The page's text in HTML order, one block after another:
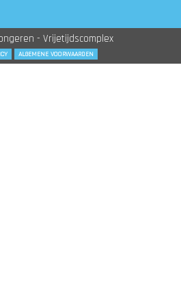
- Vrijetijdscomplex
ALGEMENE VOORWAARDEN